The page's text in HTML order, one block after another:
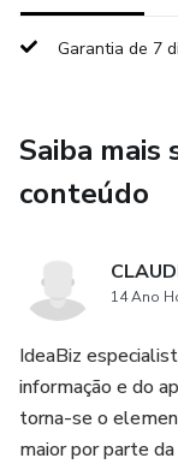
Garantia de 7
Saiba mais
conteúdo
14 Ano
IdeaBiz
informação e do
torna-se o
maior por parte